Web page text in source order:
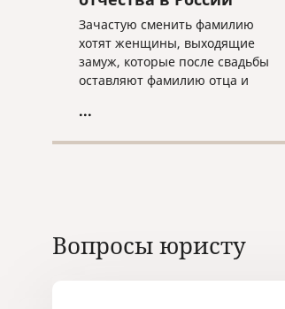
Зачастую сменить фамилию
хотят женщины, выходящие
замуж, которые после свадьбы
оставляют фамилию отца и
...
Вопросы юристу